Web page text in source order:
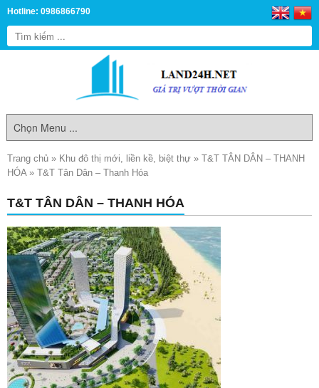
Hotline: 0986866790
Trang chủ » Khu đô thị mới, liền kề, biệt thự » T&T TÂN DÂN – THANH
HÓA» T&T Tân Dân – Thanh Hóa
T&T TÂN DÂN – THANH HÓA